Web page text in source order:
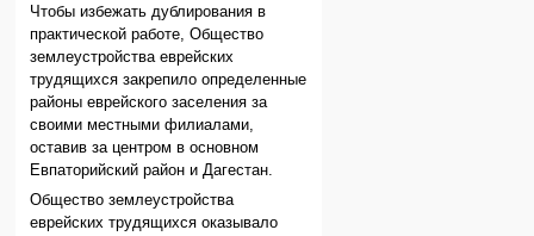
Чтобы избежать дублирования в
практической работе, Общество
землеустройства еврейских
трудящихся закрепило определенные
районы еврейского заселения за
своими местными филиалами,
оставив за центром в основном
Евпаторийский район и Дагестан.
Общество землеустройства
еврейских трудящихся оказывало